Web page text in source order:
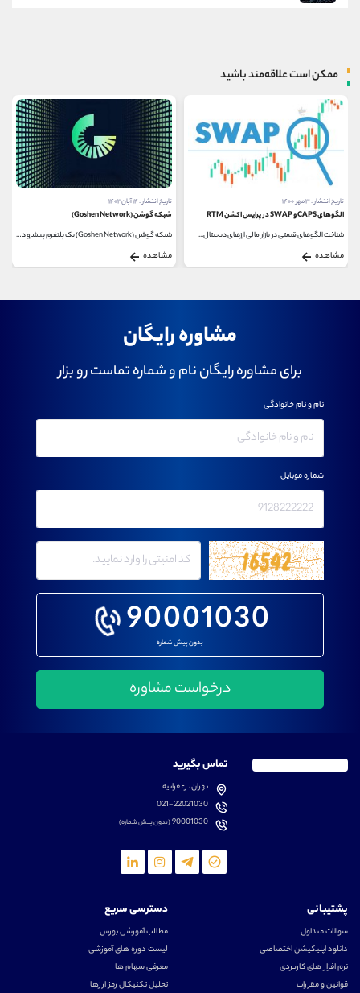
ممکن است علاقه‌مند باشید
تاریخ انتشار : ۱۴ آبان ۱۴۰۲
شبکه گوشن (Goshen Network)
مشاهده
تاریخ انتشار : ۴ اردیبهشت ۱۴۰۲
سشن تریدینگ (Session trading)
یکی از موضوعات مهم در مورد بازارهای مالی بین...
مشاهده
مشاوره رایگان
برای مشاوره رایگان نام و شماره تماست رو بزار
90001030
بدون پیش شماره
نام و نام خانوادگی
شماره موبایل
تماس بگیرید
تهران، زعفرانیه
021-22021030
90001030(بدون پیش شماره)
پشتیبانی
سوالات متداول
دانلود اپلیکیشن اختصاصی
نرم افزار های کاربردی
قوانین و مقررات
دسترسی سریع
مطالب آموزشی بورس
لیست دوره های آموزشی
معرفی سهام ها
تحلیل تکنیکال رمز ارزها